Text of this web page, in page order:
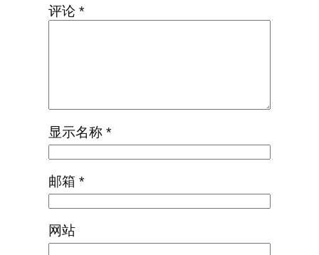
评论 *
显示名称 *
邮箱 *
网站